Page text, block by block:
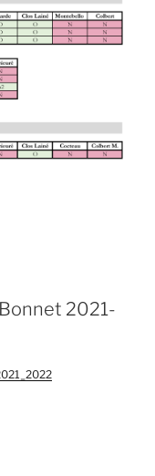
2021-